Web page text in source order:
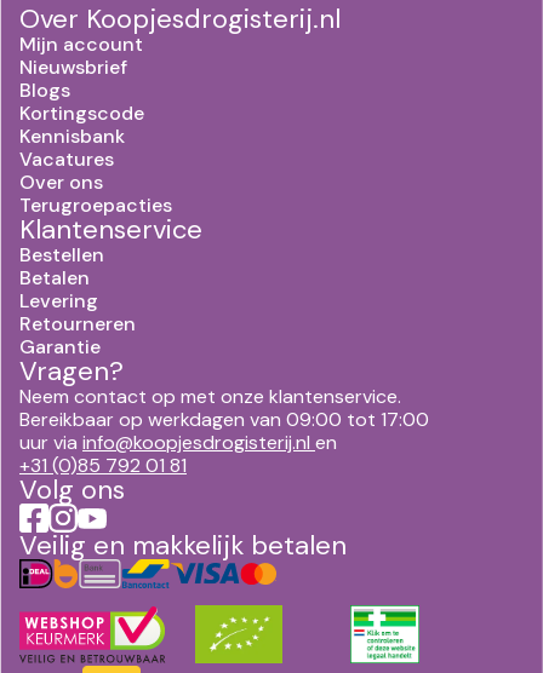
Over Koopjesdrogisterij.nl
Mijn account
Nieuwsbrief
Blogs
Kortingscode
Kennisbank
Vacatures
Over ons
Terugroepacties
Klantenservice
Bestellen
Betalen
Levering
Retourneren
Garantie
Vragen?
Neem contact op met onze klantenservice.
Bereikbaar op werkdagen van 09:00 tot 17:00
uur via info@koopjesdrogisterij.nl en
+31 (0)85 792 01 81
Volg ons
Veilig en makkelijk betalen